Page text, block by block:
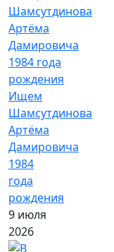
Ищем
Шамсутдинова
Артёма
Дамировича
1984
года
рождения
9 июля
2026